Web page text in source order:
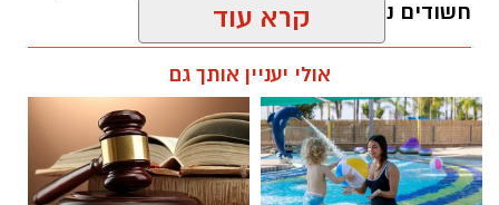
תגים:משטרה
חוויית הקיץ המושלמת: הכל
במקום אחד ברשת הקאנטרי-
חודשיים + חודש מתנה (כולל
החגים!)
☎ לחצו כאן לרשימת עורכי דין
בבאר שבע - אינדקס באר שבע
נט